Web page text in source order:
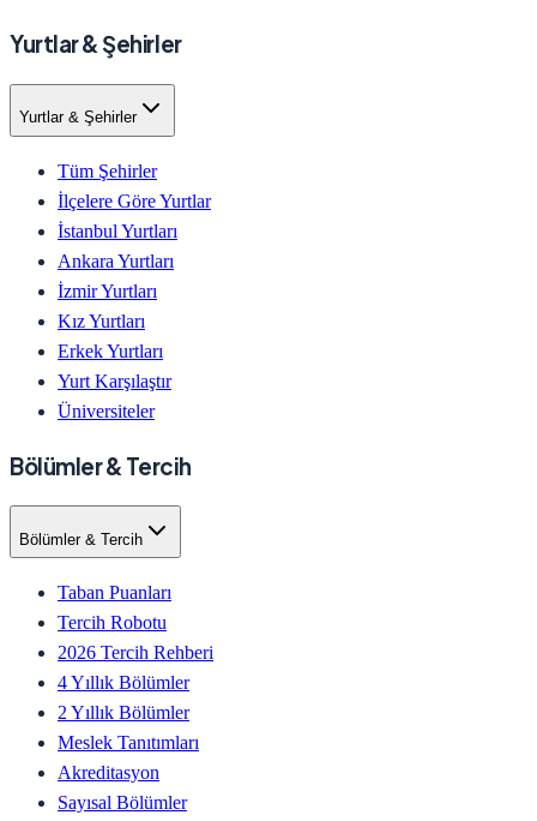
Yurtlar & Şehirler
Yurtlar & Şehirler
Tüm Şehirler
İlçelere Göre Yurtlar
İstanbul Yurtları
Ankara Yurtları
İzmir Yurtları
Kız Yurtları
Erkek Yurtları
Yurt Karşılaştır
Üniversiteler
Bölümler & Tercih
Bölümler & Tercih
Taban Puanları
Tercih Robotu
2026 Tercih Rehberi
4 Yıllık Bölümler
2 Yıllık Bölümler
Meslek Tanıtımları
Akreditasyon
Sayısal Bölümler